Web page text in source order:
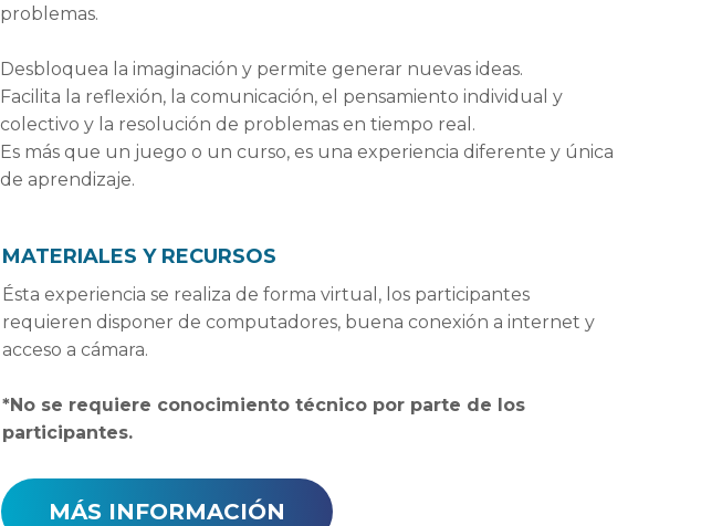
MATERIALES Y RECURSOS
Ésta experiencia se realiza de forma virtual, los participantes
requieren disponer de computadores, buena conexión a internet y
acceso a cámara.
*No se requiere conocimiento técnico por parte de los
participantes.
MÁS INFORMACIÓN
problemas.
Desbloquea la imaginación y permite generar nuevas ideas.
Facilita la reflexión, la comunicación, el pensamiento individual y
colectivo y la resolución de problemas en tiempo real.
Es más que un juego o un curso, es una experiencia diferente y única
de aprendizaje.